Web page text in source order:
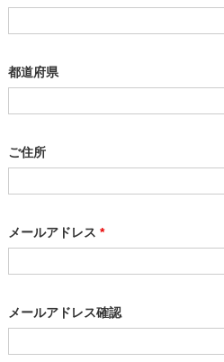
都道府県
ご住所
メールアドレス *
メールアドレス確認